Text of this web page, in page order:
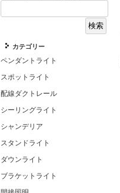
カテゴリー
ペンダントライト
スポットライト
配線ダクトレール
シーリングライト
シャンデリア
スタンドライト
ダウンライト
ブラケットライト